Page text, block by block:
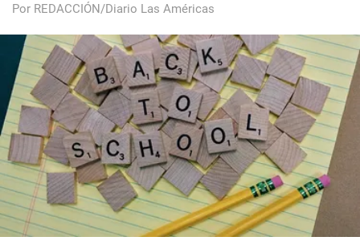
Por REDACCIÓN/Diario Las Américas